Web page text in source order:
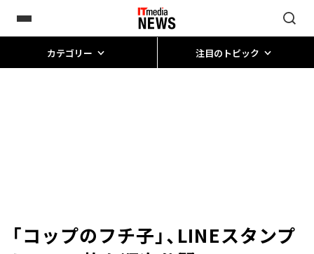
カテゴリー 注目のトピック
「コップのフチ子」、LINEスタンプ